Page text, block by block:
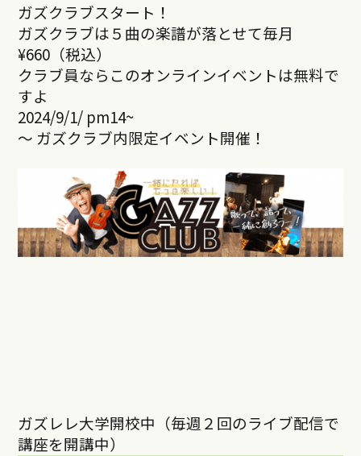
ガズクラブスタート！
ガズクラブは５曲の楽譜が落とせて毎月
¥660（税込）
クラブ員ならこのオンラインイベントは無料で
すよ
2024/9/1/ pm14~
～ ガズクラブ内限定イベント開催！
ガズレレ大学開校中（毎週２回のライブ配信で
講座を開講中）